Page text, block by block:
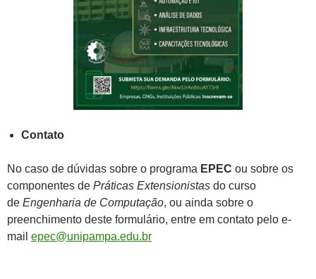
Contato
No caso de dúvidas sobre o programa EPEC ou sobre os
componentes de Práticas Extensionistas do curso
de Engenharia de Computação, ou ainda sobre o
preenchimento deste formulário, entre em contato pelo e-
mail epec@unipampa.edu.br